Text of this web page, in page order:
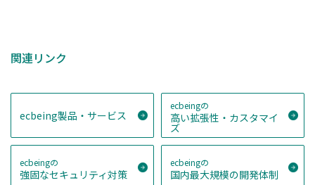
関連リンク
ecbeing製品・サービス
ecbeingの
高い拡張性・カスタマイ
ズ
ecbeingの
強固なセキュリティ対策
ecbeingの
国内最大規模の開発体制